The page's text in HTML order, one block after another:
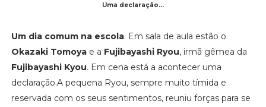
Uma declaração...
Um dia comum na escola. Em sala de aula estão o
Okazaki Tomoyae a Fujibayashi Ryou, irmã gêmea da
Fujibayashi Kyou. Em cena está a acontecer uma
declaração.A pequena Ryou, sempre muito tímida e
reservada com os seus sentimentos, reuniu forças para se